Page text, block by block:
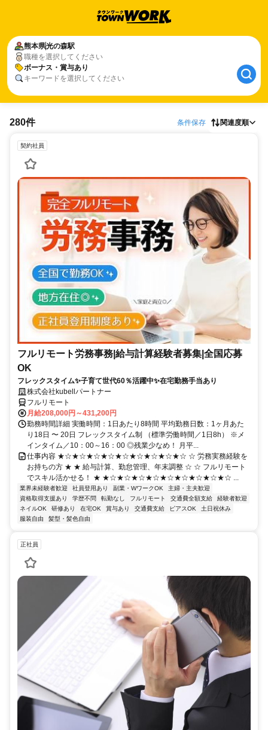
熊本県光の森駅
職種を選択してください
ボーナス・賞与あり
キーワードを選択してください
280件 条件保存 関連度順
契約社員
フルリモート労務事務|給与計算経験者募集|全国応募
OK
フレックスタイム✨子育て世代60％活躍中✨在宅勤務手当あり
株式会社kubellパートナー
フルリモート
月給208,000円～431,200円
勤務時間詳細 実働時間：1日あたり8時間 平均勤務日数：1ヶ月あた
り18日 〜 20日 フレックスタイム制 （標準労働時間／1日8h） ※メ
インタイム／10：00～16：00 ◎残業少なめ！ 月平...
仕事内容 ★☆★☆★☆★☆★☆★☆★☆★☆★☆ ☆ 労務実務経験を
お持ちの方 ★ ★ 給与計算、勤怠管理、年末調整 ☆ ☆ フルリモート
でスキル活かせる！ ★ ★☆★☆★☆★☆★☆★☆★☆★☆★☆ ...
業界未経験者歓迎 社員登用あり 副業・WワークOK
主婦・主夫歓迎
資格取得支援あり
学歴不問 転勤なし フルリモート 交通費全額支給
経験者歓迎
ネイルOK
研修あり 在宅OK 賞与あり 交通費支給 ピアスOK
土日祝休み
服装自由
髪型・髪色自由
正社員